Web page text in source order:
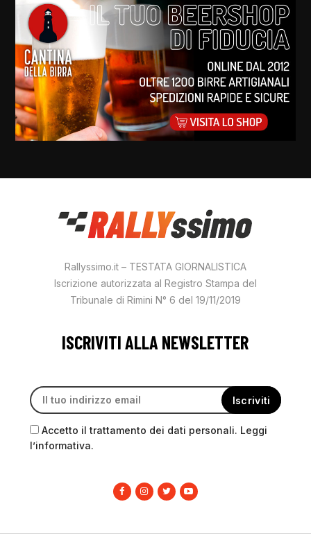
Rallyssimo.it – TESTATA GIORNALISTICA
Iscrizione autorizzata al Registro Stampa del
Tribunale di Rimini N° 6 del 19/11/2019
ISCRIVITI ALLA NEWSLETTER
Accetto il trattamento dei dati personali. Leggi
l’informativa.